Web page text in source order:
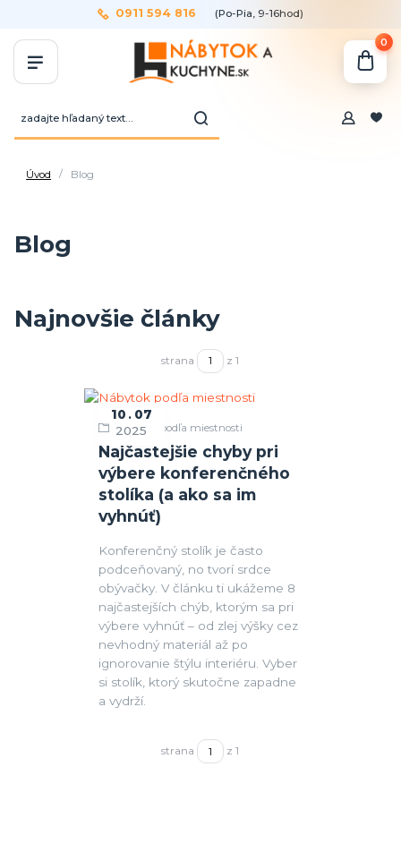
0911 594 816 (Po-Pia, 9-16hod)
0
Úvod Blog
Blog
Najnovšie články
strana z 1
Najčastejšie chyby pri
výbere konferenčného
stolíka (a ako sa im
vyhnúť)
10
07
2025
Nábytok podľa miestnosti
Konferenčný stolík je často
podceňovaný, no tvorí srdce
obývačky. V článku ti ukážeme 8
najčastejších chýb, ktorým sa pri
výbere vyhnúť – od zlej výšky cez
nevhodný materiál až po
ignorovanie štýlu interiéru. Vyber
si stolík, ktorý skutočne zapadne
a vydrží.
strana z 1